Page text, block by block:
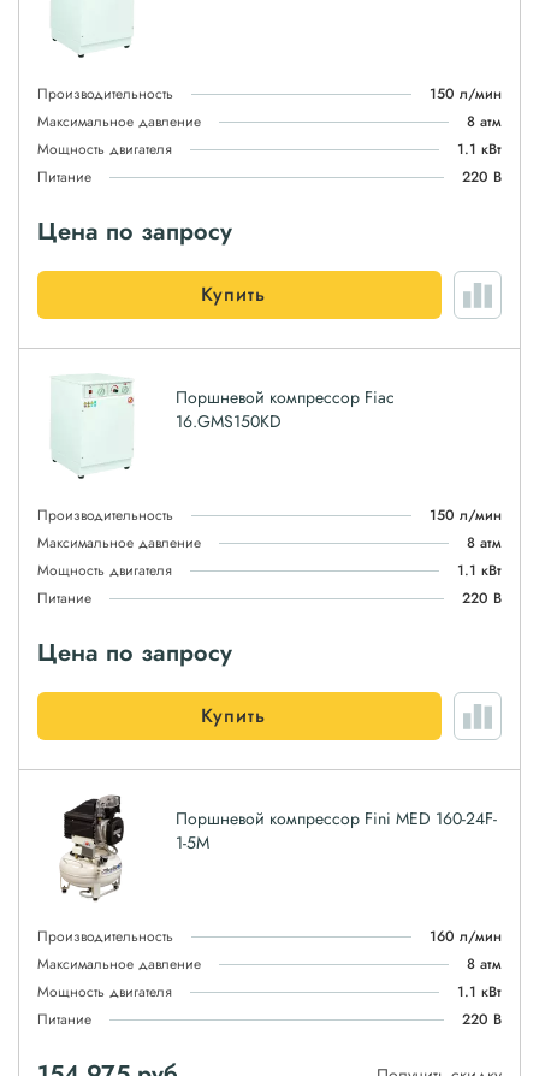
Производительность
150 л/мин
Максимальное давление
8 атм
Мощность двигателя
1.1 кВт
Питание
220 В
Цена по запросу
Купить
Поршневой компрессор Fiac
16.GMS150KD
Производительность
150 л/мин
Максимальное давление
8 атм
Мощность двигателя
1.1 кВт
Питание
220 В
Цена по запросу
Купить
Поршневой компрессор Fini MED 160-24F-
1-5M
Производительность
160 л/мин
Максимальное давление
8 атм
Мощность двигателя
1.1 кВт
Питание
220 В